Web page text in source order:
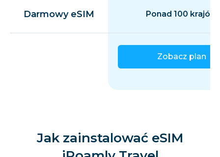
Darmowy eSIM Ponad 100 krajów
Zobacz plan
Jak zainstalować eSIM